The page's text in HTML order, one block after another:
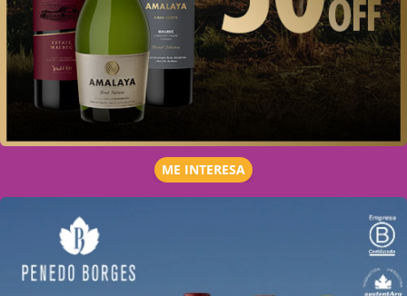
ME INTERESA